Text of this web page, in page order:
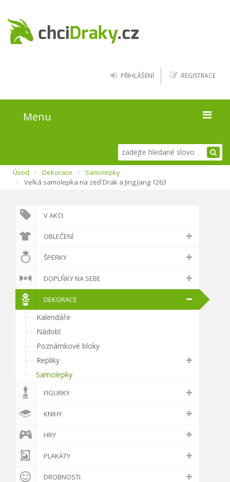
PŘIHLÁŠENÍ REGISTRACE
Menu
Kde najít draky
O webu
Úvod Dekorace
Samolepky
Velká samolepka na zeď Drak a Jing Jang 1263
V AKCI
OBLEČENÍ
ŠPERKY
DOPLŇKY NA SEBE
DEKORACE
Kalendáře
Nádobí
Poznámkové bloky
Repliky
Samolepky
FIGURKY
KNIHY
HRY
PLAKÁTY
DROBNOSTI